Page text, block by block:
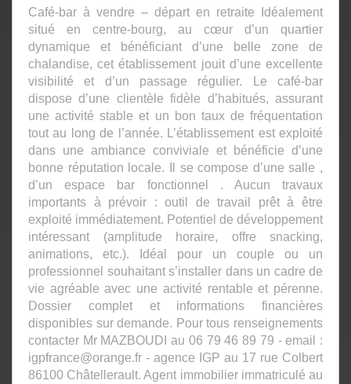
Café-bar à vendre – départ en retraite Idéalement
situé en centre-bourg, au cœur d’un quartier
dynamique et bénéficiant d’une belle zone de
chalandise, cet établissement jouit d’une excellente
visibilité et d’un passage régulier. Le café-bar
dispose d’une clientèle fidèle d’habitués, assurant
une activité stable et un bon taux de fréquentation
tout au long de l’année. L’établissement est exploité
dans une ambiance conviviale et bénéficie d’une
bonne réputation locale. Il se compose d’une salle ,
d’un espace bar fonctionnel . Aucun travaux
importants à prévoir : outil de travail prêt à être
exploité immédiatement. Potentiel de développement
intéressant (amplitude horaire, offre snacking,
animations, etc.). Idéal pour un couple ou un
professionnel souhaitant s’installer dans un cadre de
vie agréable avec une activité rentable et pérenne.
Dossier complet et informations financières
disponibles sur demande. Pour tous renseignements
contacter Mr MAZBOUDI au 06 79 46 89 79 - email :
igpfrance@orange.fr - agence IGP au 17 rue Colbert
86100 Châtellerault. Agent immobilier immatriculé au